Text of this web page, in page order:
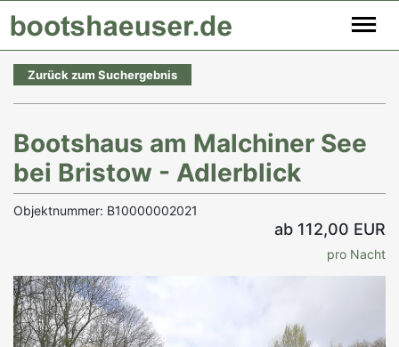
Zurück zum Suchergebnis
Bootshaus am Malchiner See
bei Bristow - Adlerblick
Objektnummer: B10000002021
ab 112,00 EUR
pro Nacht